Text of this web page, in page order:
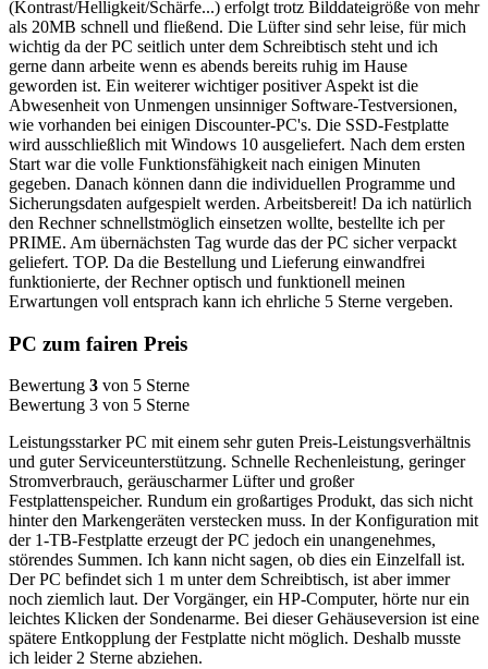
(Kontrast/Helligkeit/Schärfe...) erfolgt trotz Bilddateigröße von mehr
als 20MB schnell und fließend. Die Lüfter sind sehr leise, für mich
wichtig da der PC seitlich unter dem Schreibtisch steht und ich
gerne dann arbeite wenn es abends bereits ruhig im Hause
geworden ist. Ein weiterer wichtiger positiver Aspekt ist die
Abwesenheit von Unmengen unsinniger Software-Testversionen,
wie vorhanden bei einigen Discounter-PC's. Die SSD-Festplatte
wird ausschließlich mit Windows 10 ausgeliefert. Nach dem ersten
Start war die volle Funktionsfähigkeit nach einigen Minuten
gegeben. Danach können dann die individuellen Programme und
Sicherungsdaten aufgespielt werden. Arbeitsbereit! Da ich natürlich
den Rechner schnellstmöglich einsetzen wollte, bestellte ich per
PRIME. Am übernächsten Tag wurde das der PC sicher verpackt
geliefert. TOP. Da die Bestellung und Lieferung einwandfrei
funktionierte, der Rechner optisch und funktionell meinen
Erwartungen voll entsprach kann ich ehrliche 5 Sterne vergeben.
PC zum fairen Preis
Bewertung 3 von 5 Sterne
Bewertung 3 von 5 Sterne
Leistungsstarker PC mit einem sehr guten Preis-Leistungsverhältnis
und guter Serviceunterstützung. Schnelle Rechenleistung, geringer
Stromverbrauch, geräuscharmer Lüfter und großer
Festplattenspeicher. Rundum ein großartiges Produkt, das sich nicht
hinter den Markengeräten verstecken muss. In der Konfiguration mit
der 1-TB-Festplatte erzeugt der PC jedoch ein unangenehmes,
störendes Summen. Ich kann nicht sagen, ob dies ein Einzelfall ist.
Der PC befindet sich 1 m unter dem Schreibtisch, ist aber immer
noch ziemlich laut. Der Vorgänger, ein HP-Computer, hörte nur ein
leichtes Klicken der Sondenarme. Bei dieser Gehäuseversion ist eine
spätere Entkopplung der Festplatte nicht möglich. Deshalb musste
ich leider 2 Sterne abziehen.